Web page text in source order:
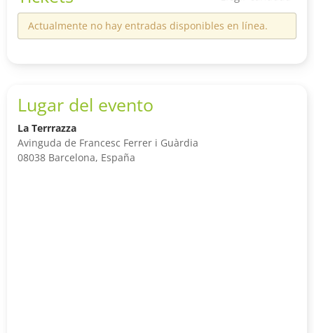
Actualmente no hay entradas disponibles en línea.
Lugar del evento
La Terrrazza
Avinguda de Francesc Ferrer i Guàrdia
08038 Barcelona, España